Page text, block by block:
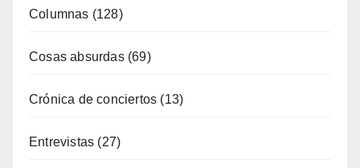
Columnas (128)
Cosas absurdas(69)
Crónica de conciertos (13)
Entrevistas (27)